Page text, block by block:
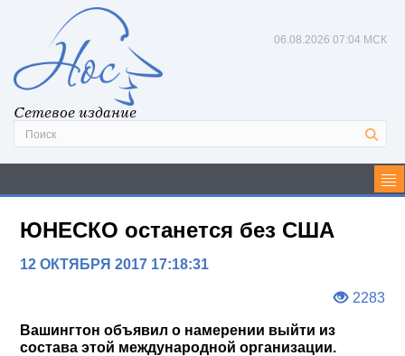
Сетевое издание
06.08.2026 07:04 МСК
ЮНЕСКО останется без США
12 ОКТЯБРЯ 2017 17:18:31
2283
Вашингтон объявил о намерении выйти из
состава этой международной организации.